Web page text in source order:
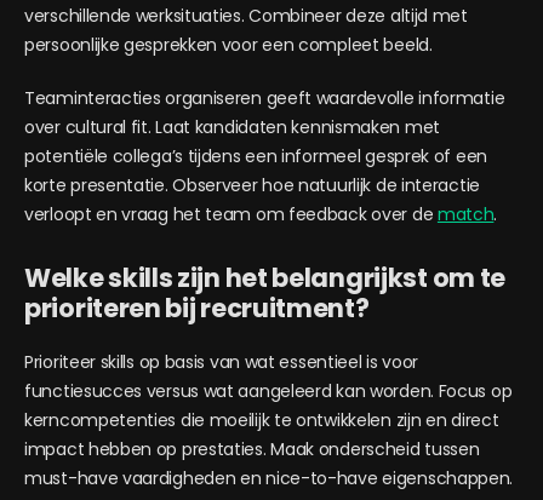
verschillende werksituaties. Combineer deze altijd met
persoonlijke gesprekken voor een compleet beeld.
Teaminteracties organiseren geeft waardevolle informatie
over cultural fit. Laat kandidaten kennismaken met
potentiële collega’s tijdens een informeel gesprek of een
korte presentatie. Observeer hoe natuurlijk de interactie
verloopt en vraag het team om feedback over de match.
Welke skills zijn het belangrijkst om te
prioriteren bij recruitment?
Prioriteer skills op basis van wat essentieel is voor
functiesucces versus wat aangeleerd kan worden. Focus op
kerncompetenties die moeilijk te ontwikkelen zijn en direct
impact hebben op prestaties. Maak onderscheid tussen
must-have vaardigheden en nice-to-have eigenschappen.